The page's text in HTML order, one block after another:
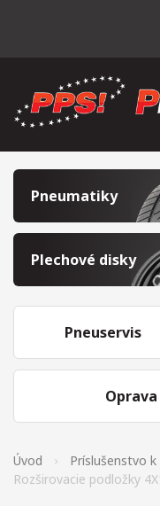
Pneumatiky
Plechové disky
Pneuservis
Úvod Príslušenstvo
Rozširovacie podložky